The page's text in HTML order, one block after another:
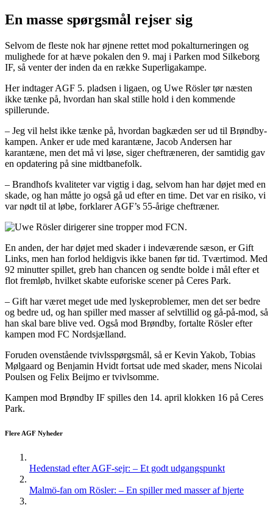
En masse spørgsmål rejser sig
Selvom de fleste nok har øjnene rettet mod pokalturneringen og
mulighede for at hæve pokalen den 9. maj i Parken mod Silkeborg
IF, så venter der inden da en række Superligakampe.
Her indtager AGF 5. pladsen i ligaen, og Uwe Rösler tør næsten
ikke tænke på, hvordan han skal stille hold i den kommende
spillerunde.
– Jeg vil helst ikke tænke på, hvordan bagkæden ser ud til Brøndby-
kampen. Anker er ude med karantæne, Jacob Andersen har
karantæne, men det må vi løse, siger cheftræneren, der samtidig gav
en opdatering på sine midtbanefolk.
– Brandhofs kvaliteter var vigtig i dag, selvom han har døjet med en
skade, og han måtte jo også gå ud efter en time. Det var en risiko, vi
var nødt til at løbe, forklarer AGF’s 55-årige cheftræner.
En anden, der har døjet med skader i indeværende sæson, er Gift
Links, men han forlod heldigvis ikke banen før tid. Tværtimod. Med
92 minutter spillet, greb han chancen og sendte bolde i mål efter et
flot fremløb, hvilket skabte euforiske scener på Ceres Park.
– Gift har været meget ude med lyskeproblemer, men det ser bedre
og bedre ud, og han spiller med masser af selvtillid og gå-på-mod, så
han skal bare blive ved. Også mod Brøndby, fortalte Rösler efter
kampen mod FC Nordsjælland.
Foruden ovenstående tvivlsspørgsmål, så er Kevin Yakob, Tobias
Mølgaard og Benjamin Hvidt fortsat ude med skader, mens Nicolai
Poulsen og Felix Beijmo er tvivlsomme.
Kampen mod Brøndby IF spilles den 14. april klokken 16 på Ceres
Park.
Flere AGF Nyheder
Hedenstad efter AGF-sejr: – Et godt udgangspunkt
Malmö-fan om Rösler: – En spiller med masser af hjerte